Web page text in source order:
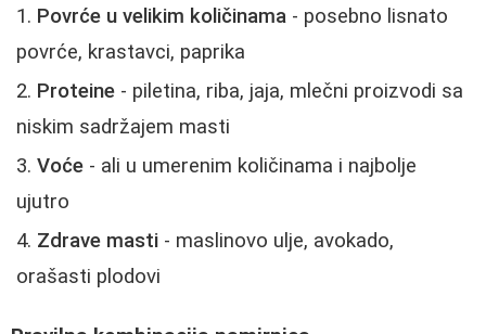
Povrće u velikim količinama - posebno lisnato
povrće, krastavci, paprika
Proteine - piletina, riba, jaja, mlečni proizvodi sa
niskim sadržajem masti
Voće - ali u umerenim količinama i najbolje
ujutro
Zdrave masti - maslinovo ulje, avokado,
orašasti plodovi